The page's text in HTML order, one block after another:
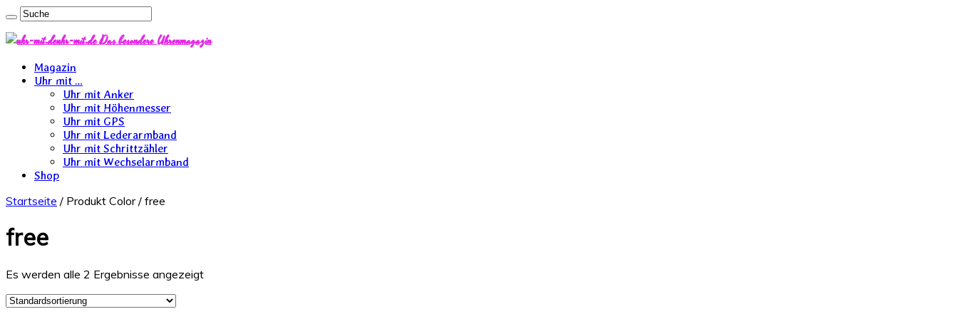
uhr-mit.de Das besondere Uhrenmagazin
Magazin
Uhr mit …
Uhr mit Anker
Uhr mit Höhenmesser
Uhr mit GPS
Uhr mit Lederarmband
Uhr mit Schrittzähler
Uhr mit Wechselarmband
Shop
Startseite / Produkt Color / free
free
Es werden alle 2 Ergebnisse angezeigt